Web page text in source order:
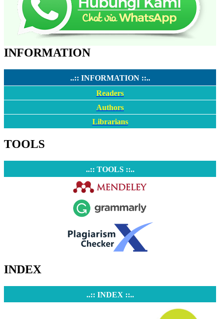
INFORMATION
..:: INFORMATION ::..
Readers
Authors
Librarians
TOOLS
..:: TOOLS ::..
INDEX
..:: INDEX ::..